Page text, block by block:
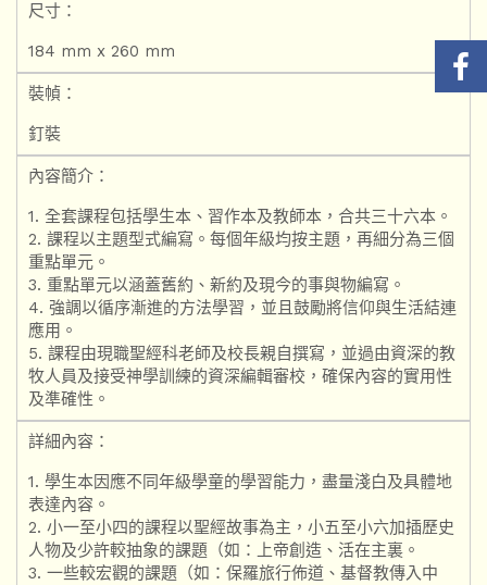
尺寸：
184 mm x 260 mm
裝幀：
釘裝
內容簡介：
1. 全套課程包括學生本、習作本及教師本，合共三十六本。
2. 課程以主題型式編寫。每個年級均按主題，再細分為三個
重點單元。
3. 重點單元以涵蓋舊約、新約及現今的事與物編寫。
4. 強調以循序漸進的方法學習，並且鼓勵將信仰與生活結連
應用。
5. 課程由現職聖經科老師及校長親自撰寫，並過由資深的教
牧人員及接受神學訓練的資深編輯審校，確保內容的實用性
及準確性。
詳細內容：
1. 學生本因應不同年級學童的學習能力，盡量淺白及具體地
表達內容。
2. 小一至小四的課程以聖經故事為主，小五至小六加插歷史
人物及少許較抽象的課題（如：上帝創造、活在主裏。
3. 一些較宏觀的課題（如：保羅旅行佈道、基督教傳入中